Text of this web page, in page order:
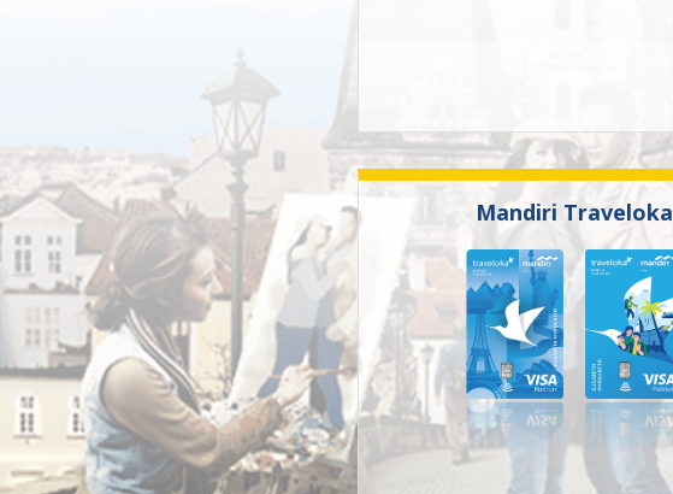
Mandiri Traveloka